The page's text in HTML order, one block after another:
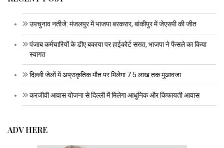
उपचुनाव नतीजे: मंजलपुर में भाजपा बरकरार, बांकीपुर में जेएसपी की जीत
पंजाब कर्मचारियों के डीए बकाया पर हाईकोर्ट सख्त, भाजपा ने फैसले का किया
स्वागत
दिल्ली जेलों में अप्राकृतिक मौत पर मिलेगा 7.5 लाख तक मुआवजा
करजीवी आवास योजना से दिल्ली में मिलेगा आधुनिक और किफायती आवास
ADV HERE